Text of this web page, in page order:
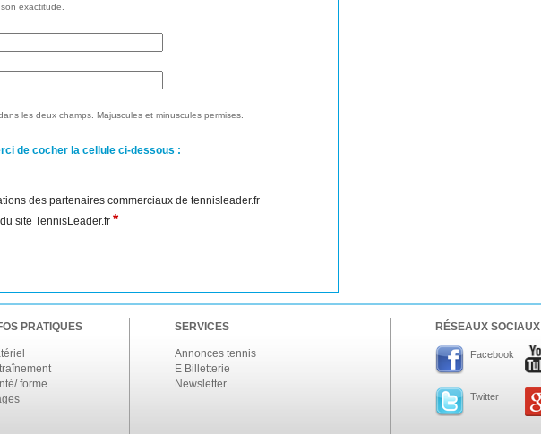
exactitude.
les deux champs. Majuscules et minuscules permises.
de cocher la cellule ci-dessous :
des partenaires commerciaux de tennisleader.fr
site TennisLeader.fr *
PRATIQUES
forme
SERVICES
Annonces tennis
E Billetterie
Newsletter
RÉSEAUX SOCIAUX
Facebook
Twitter